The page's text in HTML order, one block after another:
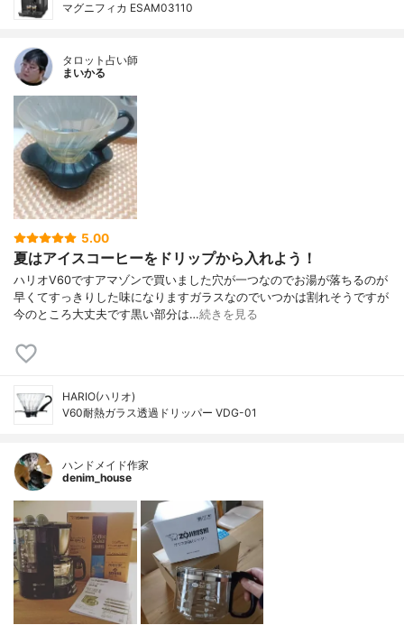
マグニフィカ ESAM03110
タロット占い師
まいかる
5.00
夏はアイスコーヒーをドリップから入れよう！
ハリオV60ですアマゾンで買いました穴が一つなのでお湯が落ちるのが
早くてすっきりした味になりますガラスなのでいつかは割れそうですが
今のところ大丈夫です黒い部分は…続きを見る
HARIO(ハリオ)
V60耐熱ガラス透過ドリッパー VDG-01
ハンドメイド作家
denim_house